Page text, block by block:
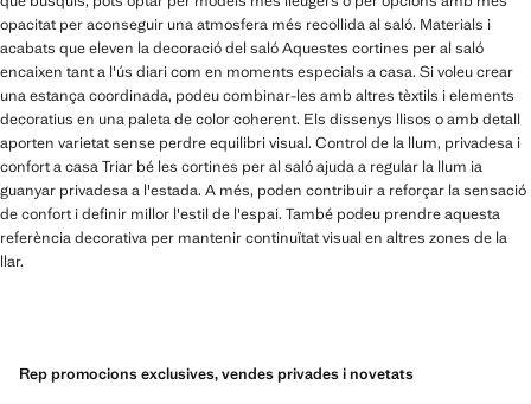
opacitat per aconseguir una atmosfera més recollida al saló. Materials i
acabats que eleven la decoració del saló Aquestes cortines per al saló
encaixen tant a l'ús diari com en moments especials a casa. Si voleu crear
una estança coordinada, podeu combinar-les amb altres tèxtils i elements
decoratius en una paleta de color coherent. Els dissenys llisos o amb detall
aporten varietat sense perdre equilibri visual. Control de la llum, privadesa i
confort a casa Triar bé les cortines per al saló ajuda a regular la llum ia
guanyar privadesa a l'estada. A més, poden contribuir a reforçar la sensació
de confort i definir millor l'estil de l'espai. També podeu prendre aquesta
referència decorativa per mantenir continuïtat visual en altres zones de la
llar.
Rep promocions exclusives, vendes privades i novetats